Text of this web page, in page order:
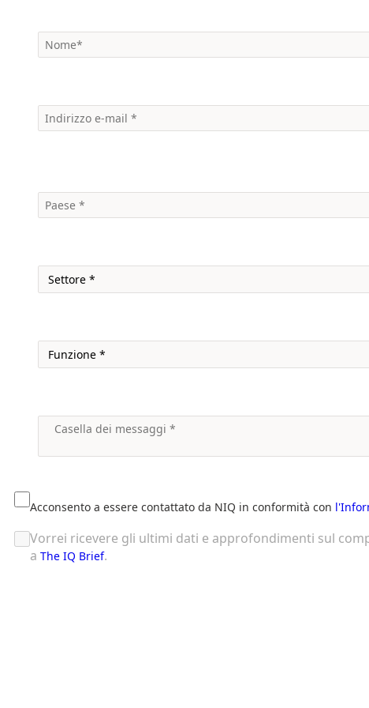
Acconsento a essere contattato da NIQ in conformità con
Vorrei ricevere gli ultimi dati e approfondimenti sul
a The IQ Brief.